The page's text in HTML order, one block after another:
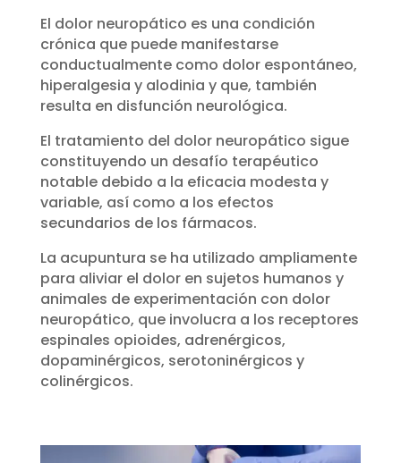
El dolor neuropático es una condición
crónica que puede manifestarse
conductualmente como dolor espontáneo,
hiperalgesia y alodinia y que, también
resulta en disfunción neurológica.
El tratamiento del dolor neuropático sigue
constituyendo un desafío terapéutico
notable debido a la eficacia modesta y
variable, así como a los efectos
secundarios de los fármacos.
La acupuntura se ha utilizado ampliamente
para aliviar el dolor en sujetos humanos y
animales de experimentación con dolor
neuropático, que involucra a los receptores
espinales opioides, adrenérgicos,
dopaminérgicos, serotoninérgicos y
colinérgicos.